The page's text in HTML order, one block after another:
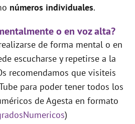
números individuales.
o en voz alta?
de forma mental o en
escucharse y repetirse a la
recomendamos que visiteis
para poder tener todos los
de Agesta en formato
)